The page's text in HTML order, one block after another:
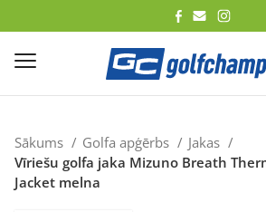
Sākums Golfa apģērbs
Jakas
Vīriešu golfa jaka Mizuno Breath
Jacket melna